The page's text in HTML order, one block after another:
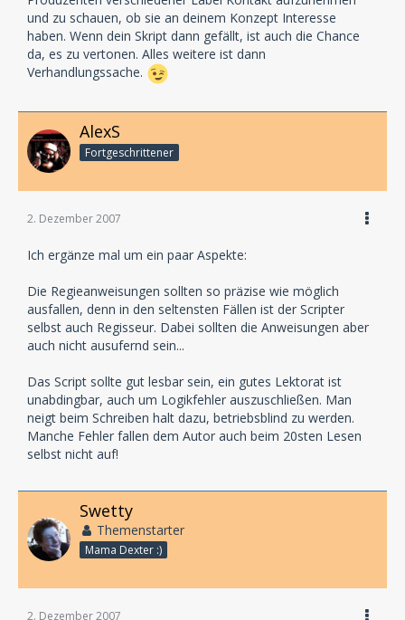
und zu schauen, ob sie an deinem Konzept Interesse
haben. Wenn dein Skript dann gefällt, ist auch die Chance
da, es zu vertonen. Alles weitere ist dann
Verhandlungssache.
AlexS
Fortgeschrittener
2. Dezember 2007
Ich ergänze mal um ein paar Aspekte:
Die Regieanweisungen sollten so präzise wie möglich
ausfallen, denn in den seltensten Fällen ist der Scripter
selbst auch Regisseur. Dabei sollten die Anweisungen aber
auch nicht ausufernd sein...
Das Script sollte gut lesbar sein, ein gutes Lektorat ist
unabdingbar, auch um Logikfehler auszuschließen. Man
neigt beim Schreiben halt dazu, betriebsblind zu werden.
Manche Fehler fallen dem Autor auch beim 20sten Lesen
selbst nicht auf!
Swetty
Themenstarter
Mama Dexter :)
2. Dezember 2007